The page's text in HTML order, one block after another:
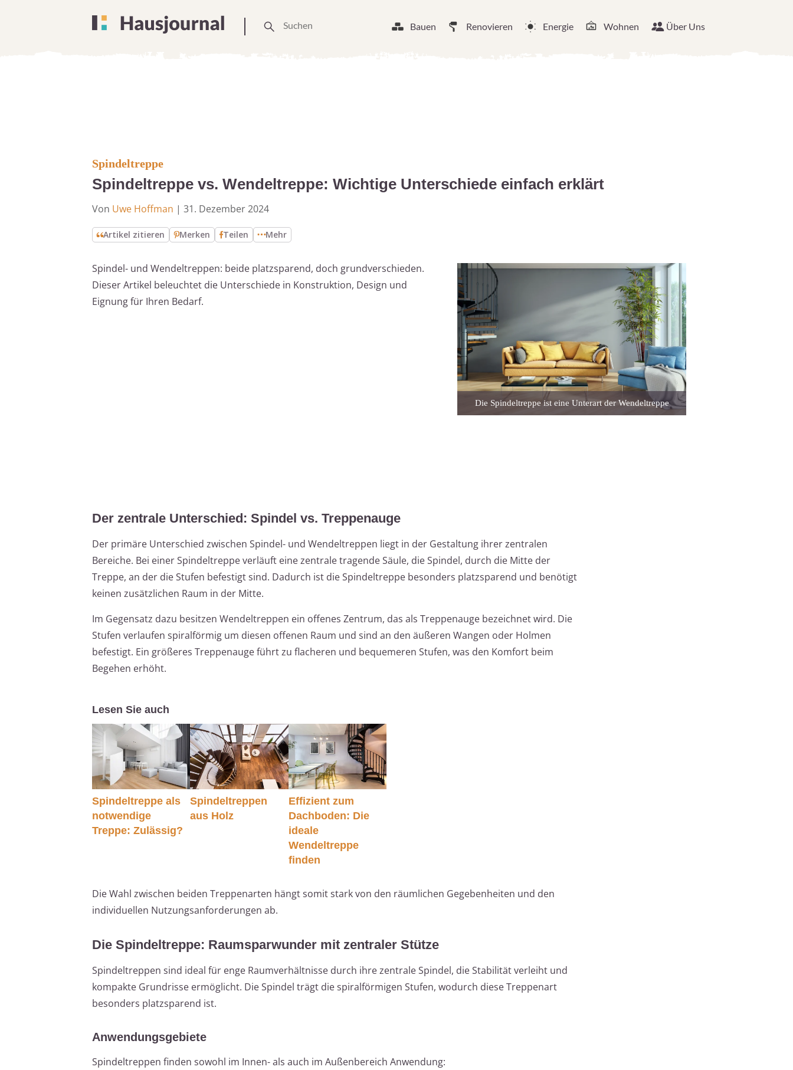
Bauen Renovieren Energie Wohnen Über Uns
Spindeltreppe
Spindeltreppe vs. Wendeltreppe: Wichtige Unterschiede einfach erklärt
Von Uwe Hoffman | 31. Dezember 2024
Artikel zitieren Merken Teilen Mehr
Spindel- und Wendeltreppen: beide platzsparend, doch grundverschieden.
Dieser Artikel beleuchtet die Unterschiede in Konstruktion, Design und
Eignung für Ihren Bedarf.
Die Spindeltreppe ist eine Unterart der Wendeltreppe
Der zentrale Unterschied: Spindel vs. Treppenauge
Der primäre Unterschied zwischen Spindel- und Wendeltreppen liegt in der Gestaltung ihrer zentralen
Bereiche. Bei einer Spindeltreppe verläuft eine zentrale tragende Säule, die Spindel, durch die Mitte der
Treppe, an der die Stufen befestigt sind. Dadurch ist die Spindeltreppe besonders platzsparend und benötigt
keinen zusätzlichen Raum in der Mitte.
Im Gegensatz dazu besitzen Wendeltreppen ein offenes Zentrum, das als Treppenauge bezeichnet wird. Die
Stufen verlaufen spiralförmig um diesen offenen Raum und sind an den äußeren Wangen oder Holmen
befestigt. Ein größeres Treppenauge führt zu flacheren und bequemeren Stufen, was den Komfort beim
Begehen erhöht.
Lesen Sie auch
Spindeltreppe als
notwendige
Treppe: Zulässig?
Spindeltreppen
aus Holz
Effizient zum
Dachboden: Die
ideale
Wendeltreppe
finden
Die Wahl zwischen beiden Treppenarten hängt somit stark von den räumlichen Gegebenheiten und den
individuellen Nutzungsanforderungen ab.
Die Spindeltreppe: Raumsparwunder mit zentraler Stütze
Spindeltreppen sind ideal für enge Raumverhältnisse durch ihre zentrale Spindel, die Stabilität verleiht und
kompakte Grundrisse ermöglicht. Die Spindel trägt die spiralförmigen Stufen, wodurch diese Treppenart
besonders platzsparend ist.
Anwendungsgebiete
Spindeltreppen finden sowohl im Innen- als auch im Außenbereich Anwendung: